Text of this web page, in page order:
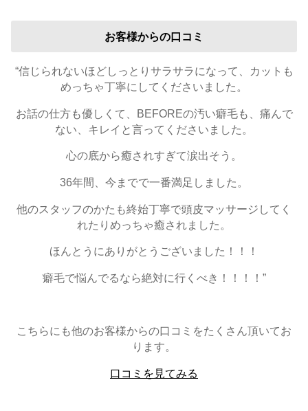
お客様からの口コミ
“信じられないほどしっとりサラサラになって、カットも
めっちゃ丁寧にしてくださいました。
お話の仕方も優しくて、BEFOREの汚い癖毛も、痛んで
ない、キレイと言ってくださいました。
心の底から癒されすぎて涙出そう。
36年間、今までで一番満足しました。
他のスタッフのかたも終始丁寧で頭皮マッサージしてく
れたりめっちゃ癒されました。
ほんとうにありがとうございました！！！
癖毛で悩んでるなら絶対に行くべき！！！！”
こちらにも他のお客様からの口コミをたくさん頂いてお
ります。
口コミを見てみる